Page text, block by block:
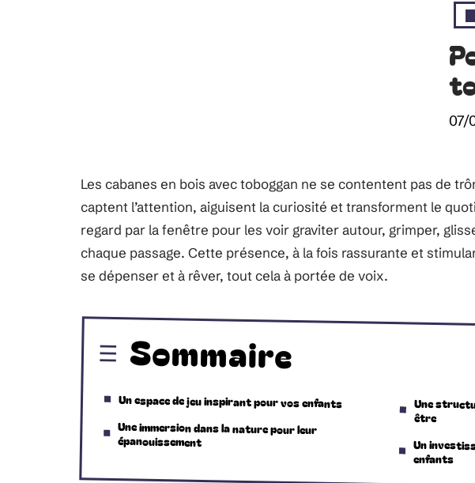
07/
Les cabanes en bois avec toboggan ne se contentent pas de
captent l’attention, aiguisent la curiosité et transforment le
regard par la fenêtre pour les voir graviter autour, grimper,
chaque passage. Cette présence, à la fois rassurante et
se dépenser et à rêver, tout cela à portée de voix.
Sommaire
Un espace de jeu inspirant pour vos enfants
Une immersion dans la nature pour leur
épanouissement
Une
être
Un
enfants